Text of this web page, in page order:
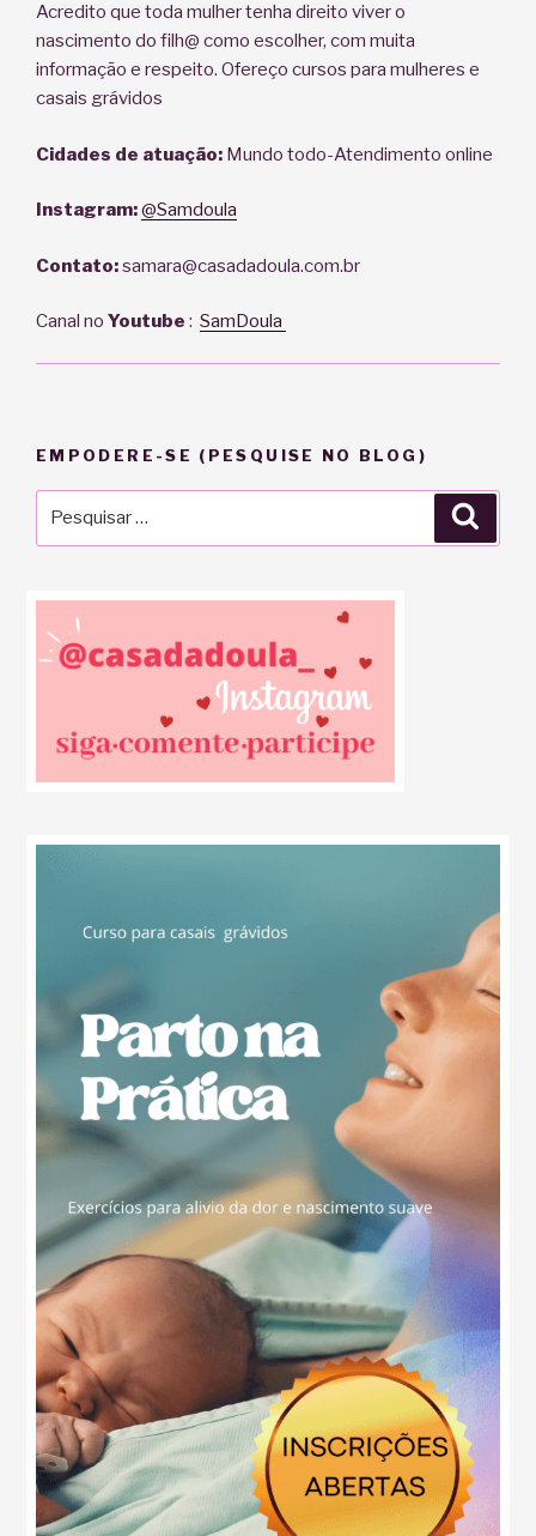
Acredito que toda mulher tenha direito viver o
nascimento do filh@ como escolher, com muita
informação e respeito. Ofereço cursos para mulheres e
casais grávidos
Cidades de atuação: Mundo todo-Atendimento online
Instagram:@Samdoula
Contato:samara@casadadoula.com.br
Canal no Youtube : SamDoula
EMPODERE-SE (PESQUISE NO BLOG)